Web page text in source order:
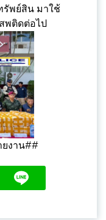
รัพย์สิน มาใช้
พติดต่อไป
งาน##